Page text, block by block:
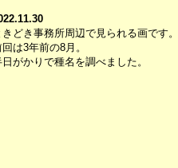
きどき事務所周辺で見られる画です。
は3年前の8月。
日がかりで種名を調べました。